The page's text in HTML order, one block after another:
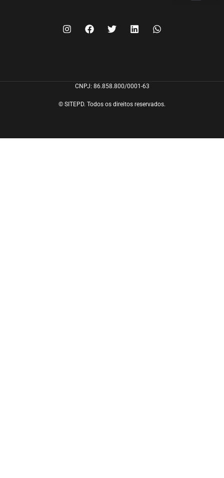
CNPJ: 86.858.800/0001-63
© SITEPD. Todos os direitos reservados.